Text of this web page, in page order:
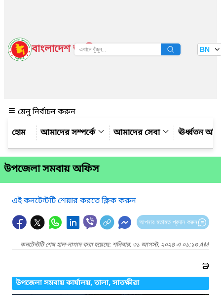
বাংলাদেশ জাতীয় তথ্য বাতায়ন BN
মেনু নির্বাচন করুন
আমাদের সম্পর্কে
আমাদের সেবা ঊর্ধ্বতন
উপজেলা সমবায় অফিস
এই কনটেন্টটি শেয়ার করতে ক্লিক করুন
আপনার মতামত প্রদান করুন
কনটেন্টটি শেষ হাল-নাগাদ করা হয়েছে: শনিবার, ৩১ আগস্ট, ২০২৪ এ ০১:১৩ AM
উপজেলা সমবায় কার্যালয়, তালা, সাতক্ষীরা